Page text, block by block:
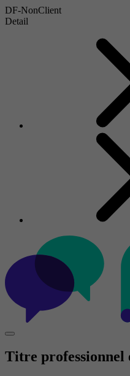
DF-NonClient
Detail
Titre professionnel